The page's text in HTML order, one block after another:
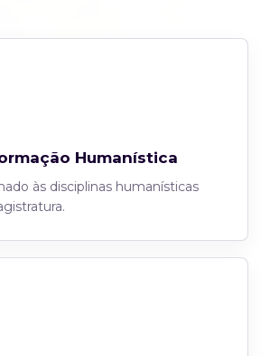
Humanística
às disciplinas humanísticas